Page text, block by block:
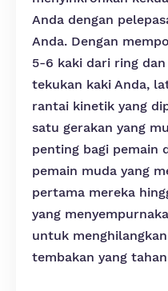
Anda dengan
Anda. Dengan
5-6 kaki dari ring
tekukan kaki Anda,
rantai kinetik yang
satu gerakan yang
penting bagi pemain
pemain muda yang
pertama mereka
yang
untuk
tembakan yang